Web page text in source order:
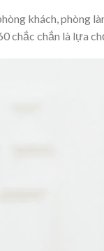
khách, phòng
chắn là lựa